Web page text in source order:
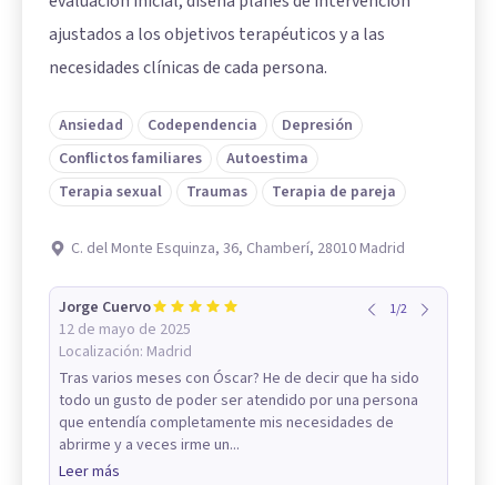
ajustados a los objetivos terapéuticos y a las
necesidades clínicas de cada persona.
Ansiedad Codependencia
Depresión
Conflictos familiares
Autoestima
Terapia sexual
Traumas Terapia de pareja
C. del Monte Esquinza, 36, Chamberí, 28010 Madrid
Jorge Cuervo
12 de mayo de 2025
Localización: Madrid
1/2
Tras varios meses con Óscar? He de decir que ha sido
todo un gusto de poder ser atendido por una persona
que entendía completamente mis necesidades de
abrirme y a veces irme un...
Leer más